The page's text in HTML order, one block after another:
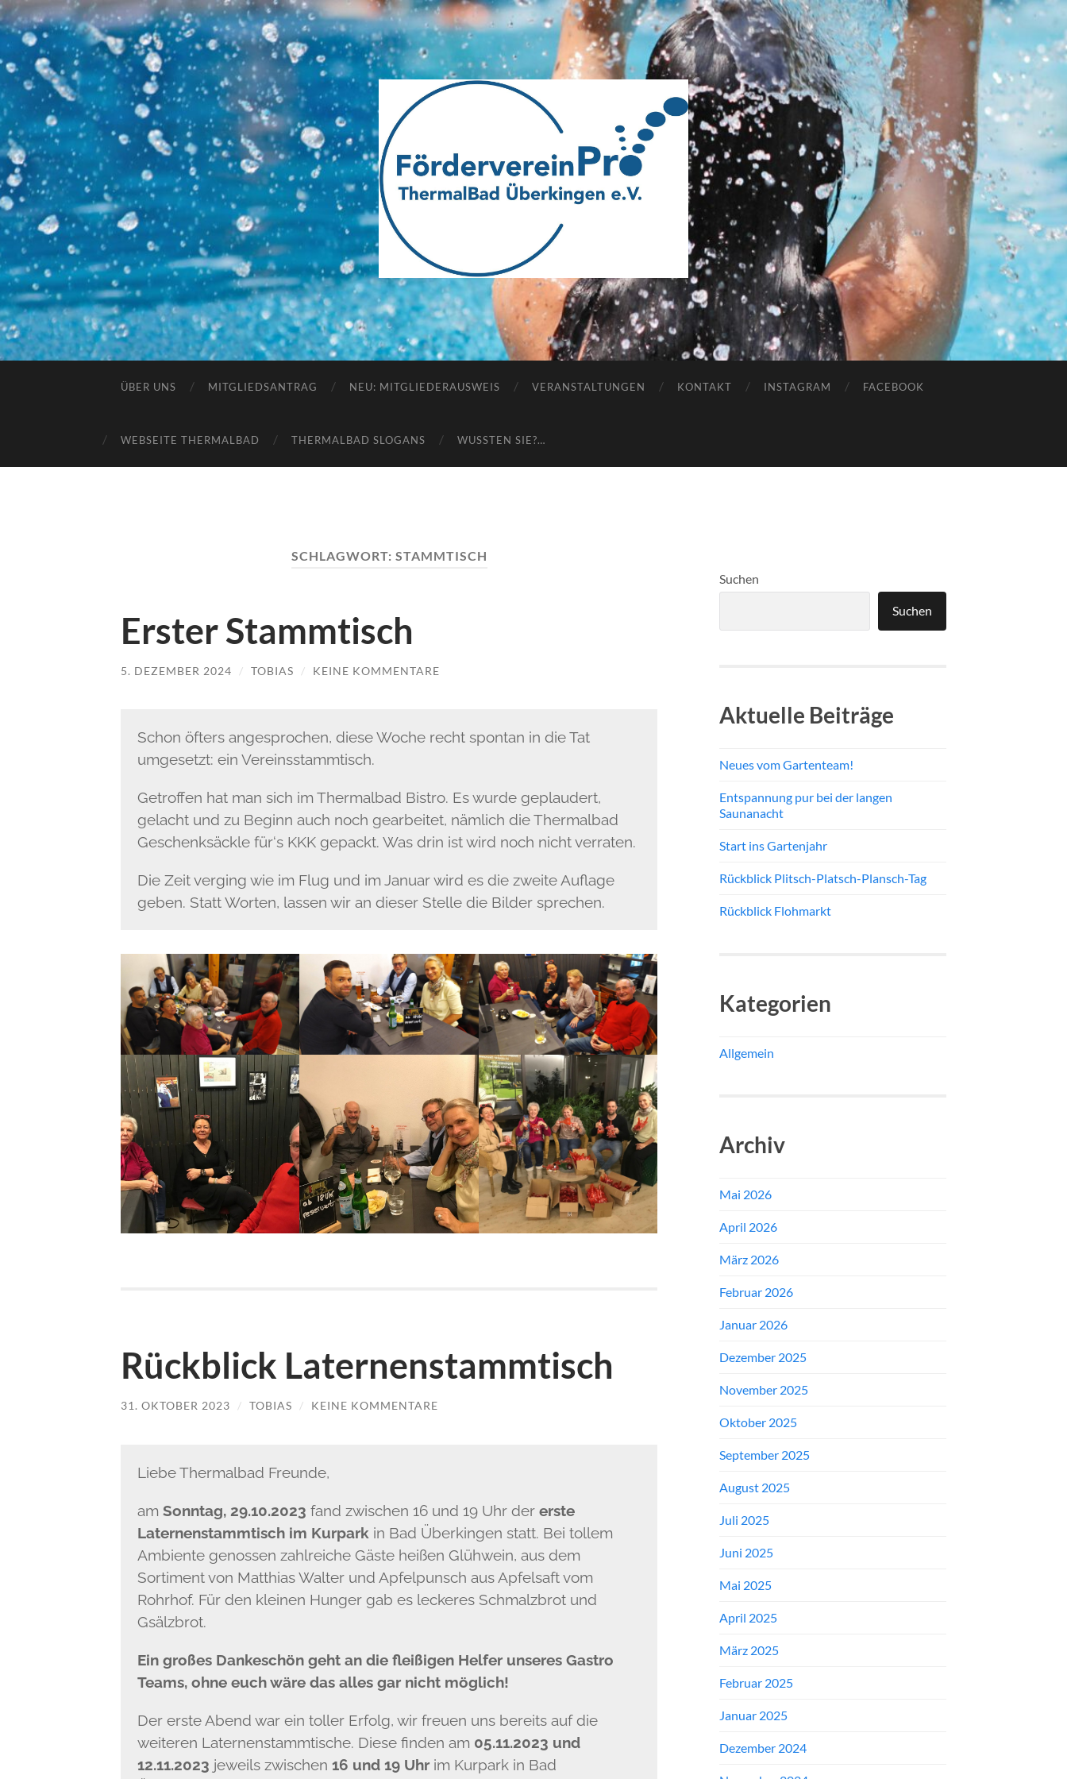
Webseite
des
Fördervereins
Pro
ThermalBad
Überkingen
ÜBER UNS MITGLIEDSANTRAG NEU: MITGLIEDERAUSWEIS VERANSTALTUNGEN KONTAKT INSTAGRAM FACEBOOK
WEBSEITE THERMALBAD THERMALBAD SLOGANS WUSSTEN SIE?…
SCHLAGWORT: STAMMTISCH
Erster Stammtisch
5. DEZEMBER 2024 / TOBIAS / KEINE KOMMENTARE
Schon öfters angesprochen, diese Woche recht spontan in die Tat
umgesetzt: ein Vereinsstammtisch.
Getroffen hat man sich im Thermalbad Bistro. Es wurde geplaudert,
gelacht und zu Beginn auch noch gearbeitet, nämlich die Thermalbad
Geschenksäckle für‘s KKK gepackt. Was drin ist wird noch nicht verraten.
Die Zeit verging wie im Flug und im Januar wird es die zweite Auflage
geben. Statt Worten, lassen wir an dieser Stelle die Bilder sprechen.
Rückblick Laternenstammtisch
31. OKTOBER 2023 / TOBIAS / KEINE KOMMENTARE
Liebe Thermalbad Freunde,
am Sonntag, 29.10.2023 fand zwischen 16 und 19 Uhr der erste
Laternenstammtisch im Kurpark in Bad Überkingen statt. Bei tollem
Ambiente genossen zahlreiche Gäste heißen Glühwein, aus dem
Sortiment von Matthias Walter und Apfelpunsch aus Apfelsaft vom
Rohrhof. Für den kleinen Hunger gab es leckeres Schmalzbrot und
Gsälzbrot.
Ein großes Dankeschön geht an die fleißigen Helfer unseres Gastro
Teams, ohne euch wäre das alles gar nicht möglich!
Der erste Abend war ein toller Erfolg, wir freuen uns bereits auf die
weiteren Laternenstammtische. Diese finden am 05.11.2023 und
12.11.2023 jeweils zwischen 16 und 19 Uhrim Kurpark in Bad
Suchen
Suchen
Aktuelle Beiträge
Neues vom Gartenteam!
Entspannung pur bei der langen
Saunanacht
Start ins Gartenjahr
Rückblick Plitsch-Platsch-Plansch-Tag
Rückblick Flohmarkt
Kategorien
Allgemein
Archiv
Mai 2026
April 2026
März 2026
Februar 2026
Januar 2026
Dezember 2025
November 2025
Oktober 2025
September 2025
August 2025
Juli 2025
Juni 2025
Mai 2025
April 2025
März 2025
Februar 2025
Januar 2025
Dezember 2024